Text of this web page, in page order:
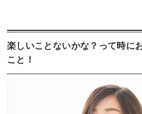
楽しいことないかな？って時に
こと！